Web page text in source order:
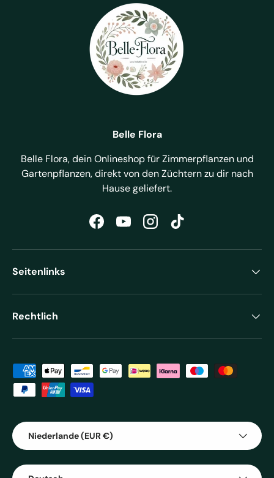
Belle Flora
Belle Flora, dein Onlineshop für Zimmerpflanzen und
Gartenpflanzen, direkt von den Züchtern zu dir nach
Hause geliefert.
FacebookYouTubeInstagramTikTok
Seitenlinks
Rechtlich
Zahlungsmethoden
Land/Region
Niederlande (EUR €)
Sprache